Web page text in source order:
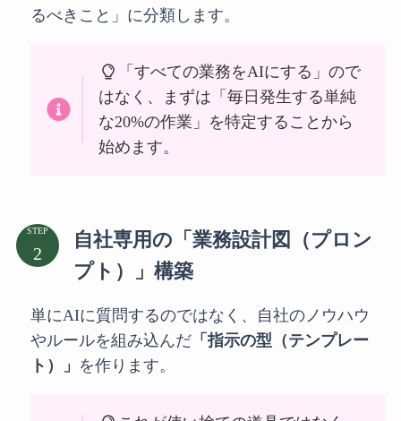
るべきこと」に分類します。
「すべての業務をAIにする」ので
はなく、まずは「毎日発生する単純
な20%の作業」を特定することから
始めます。
STEP
自社専用の「業務設計図（プロン
プト）」構築
単にAIに質問するのではなく、自社のノウハウ
やルールを組み込んだ「指示の型（テンプレー
ト）」 を作ります。